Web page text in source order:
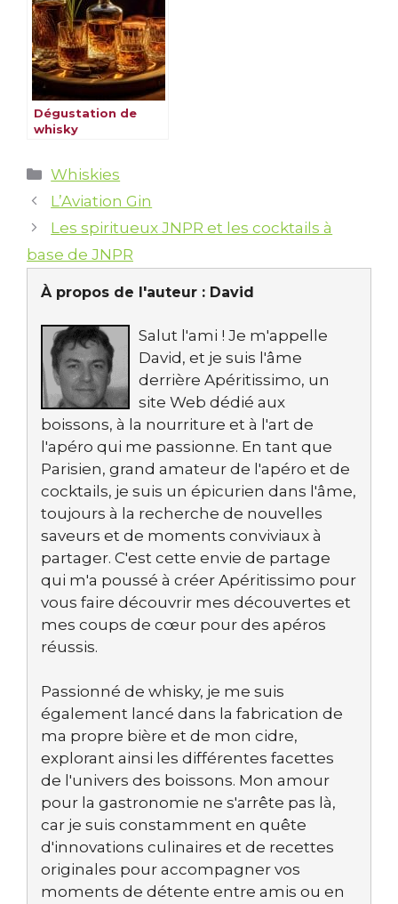
Dégustation de
whisky
Catégories
Whiskies
L’Aviation Gin
Les spiritueux JNPR et les cocktails à
base de JNPR
À propos de l'auteur : David
Salut l'ami ! Je m'appelle
David, et je suis l'âme
derrière Apéritissimo, un
site Web dédié aux
boissons, à la nourriture et à l'art de
l'apéro qui me passionne. En tant que
Parisien, grand amateur de l'apéro et de
cocktails, je suis un épicurien dans l'âme,
toujours à la recherche de nouvelles
saveurs et de moments conviviaux à
partager. C'est cette envie de partage
qui m'a poussé à créer Apéritissimo pour
vous faire découvrir mes découvertes et
mes coups de cœur pour des apéros
réussis.
Passionné de whisky, je me suis
également lancé dans la fabrication de
ma propre bière et de mon cidre,
explorant ainsi les différentes facettes
de l'univers des boissons. Mon amour
pour la gastronomie ne s'arrête pas là,
car je suis constamment en quête
d'innovations culinaires et de recettes
originales pour accompagner vos
moments de détente entre amis ou en